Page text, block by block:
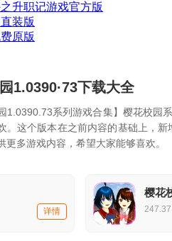
升职记游戏官方版
装版
原版
1.0390·73下载大全
1.0390.73系列游戏合集】樱花校
。这个版本在之前内容的基础上，
更多游戏内容，希望大家能够喜欢。
详情
樱花